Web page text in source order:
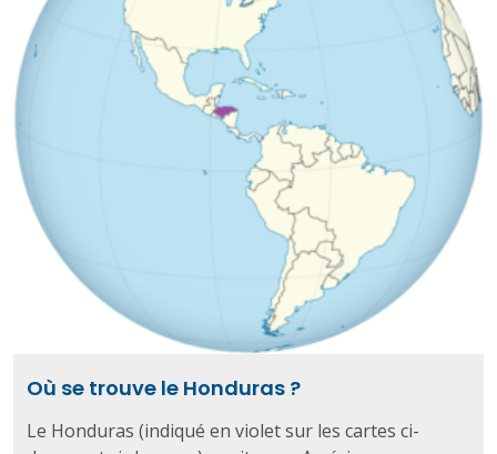
Où se trouve le Honduras ?
Le Honduras (indiqué en violet sur les cartes ci-